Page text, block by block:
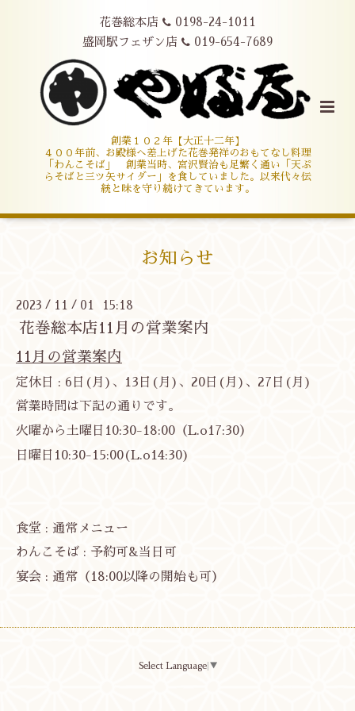
花巻総本店
0198-24-1011
盛岡駅フェザン店
019-654-7689
創業１０２年【大正十二年】
４００年前、お殿様へ差上げた花巻発祥のおもてなし料理
「わんこそば」 創業当時、宮沢賢治も足繁く通い「天ぷ
らそばと三ツ矢サイダー」を食していました。以来代々伝
統と味を守り続けてきています。
お知らせ
2023 / 11 / 01 15:18
花巻総本店11月の営業案内
11月の営業案内
定休日 : 6日(月)、13日(月)、20日(月)、27日(月)
営業時間は下記の通りです。
火曜から土曜日10:30-18:00（L.o17:30）
日曜日10:30-15:00(L.o14:30)
食堂 : 通常メニュー
わんこそば : 予約可&当日可
宴会 : 通常（18:00以降の開始も可）
Select Language ▼